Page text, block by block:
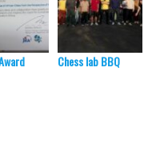
Chess lab BBQ